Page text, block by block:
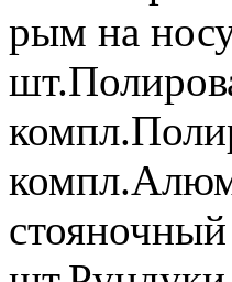
рым на